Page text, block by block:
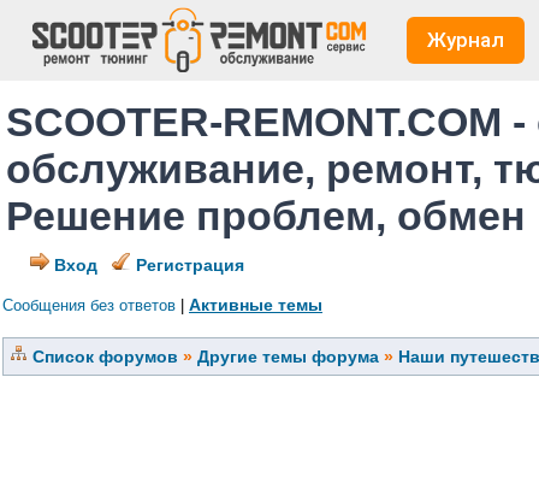
Журнал
SCOOTER-REMONT.COM
обслуживание, ремонт,
Решение проблем,
Вход Регистрация
Сообщения без ответов Активные темы
Список форумов » Другие темы форума » Наши